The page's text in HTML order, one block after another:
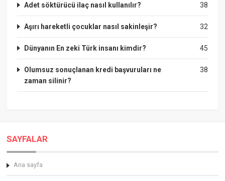
38
Adet söktürücü ilaç nasıl kullanılır?
32
Aşırı hareketli çocuklar nasıl sakinleşir?
45
Dünyanın En zeki Türk insanı kimdir?
38
Olumsuz sonuçlanan kredi başvuruları ne
zaman silinir?
SAYFALAR
Ana sayfa